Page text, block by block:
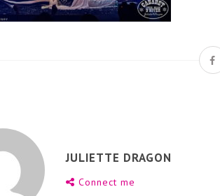
JULIETTE DRAGON
Connect me